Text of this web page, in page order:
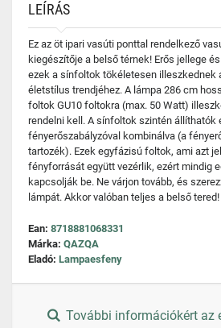
LEÍRÁS
Ez az öt ipari vasúti ponttal rendelkező
kiegészítője a belső térnek! Erős jellege
ezek a sínfoltok tökéletesen illeszkednek
életstílus trendjéhez. A lámpa 286 cm
foltok GU10 foltokra (max. 50 Watt)
rendelni kell. A sínfoltok szintén állíthatók
fényerőszabályzóval kombinálva (a
tartozék). Ezek egyfázisú foltok, ami azt
fényforrását együtt vezérlik, ezért mindig
kapcsolják be. Ne várjon tovább, és
lámpát. Akkor valóban teljes a belső tered!
Ean: 8718881068331
Márka: QAZQA
Eladó: Lampaesfeny
További információkért az